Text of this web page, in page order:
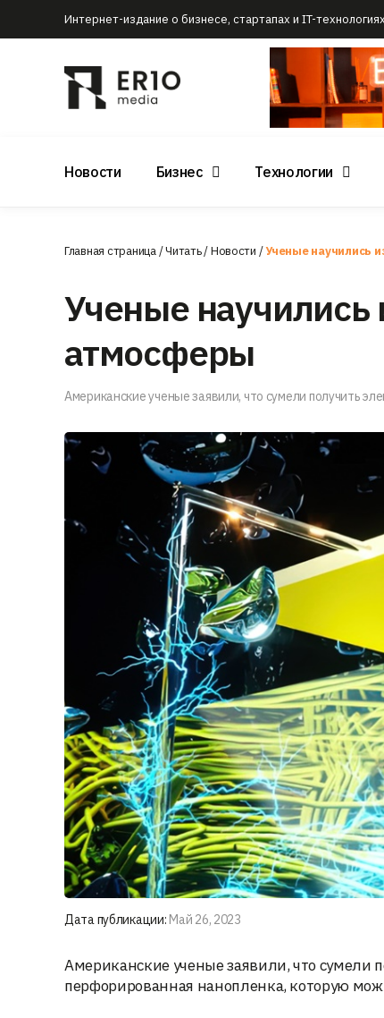
Интернет-издание о бизнесе, стартапах и IT-технологиях
Новости Бизнес Технологии
Главная страница/Читать/Новости /Ученые научились
Ученые научились
атмосферы
Американские ученые заявили, что сумели получить
Дата публикации: Май 26, 2023
Американские ученые заявили, что сумели
перфорированная нанопленка, которую